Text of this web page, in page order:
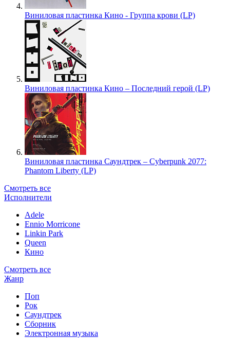
Виниловая пластинка Кино - Группа крови (LP)
Виниловая пластинка Кино – Последний герой (LP)
Виниловая пластинка Саундтрек – Cyberpunk 2077:
Phantom Liberty (LP)
Смотреть все
Исполнители
Adele
Ennio Morricone
Linkin Park
Queen
Кино
Смотреть все
Жанр
Поп
Рок
Саундтрек
Сборник
Электронная музыка